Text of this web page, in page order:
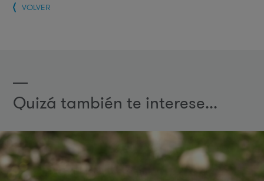
VOLVER
Quizá también te interese...